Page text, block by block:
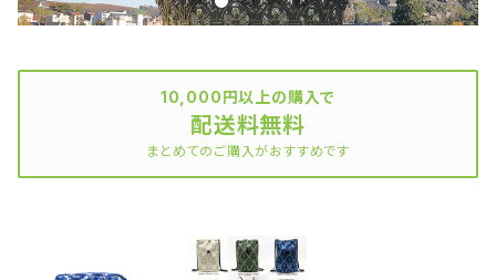
10,000円以上の購入で
配送料無料
まとめてのご購入がおすすめです